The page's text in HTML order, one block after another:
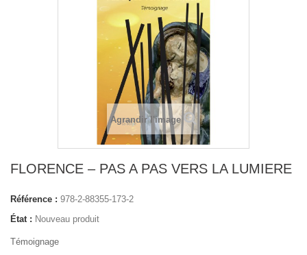
Agrandir l'image
FLORENCE – PAS A PAS VERS LA LUMIERE
Référence : 978-2-88355-173-2
État : Nouveau produit
Témoignage